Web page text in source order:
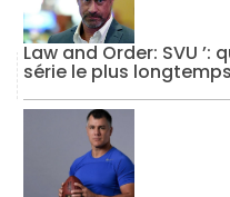
Law and Order: SVU
série le plus